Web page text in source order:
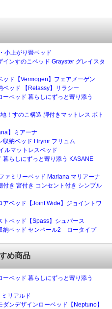
小上がり畳ベッド
インすのこベッド Grayster グレイスタ
ド【Vermogen】フェアメーゲン
ベッド 【Relassy】リラシー
ベッド 暮らしにずっと寄り添う
！すのこ構造 脚付きマットレス ボト
】ミアーナ
納ベッド Hrymr フリュム
ルマットレスベッド
暮らしにずっと寄り添う KASANE
ァミリーベッド Mariana マリアーナ
き 宮付き コンセント付き シンプル
ベッド【Joint Wide】ジョイントワ
トベッド【Spass】シュパース
納ベッド センペール2 ロータイプ
め商品
ベッド 暮らしにずっと寄り添う
リアルド
ダンデザインローベッド【Neptuno】